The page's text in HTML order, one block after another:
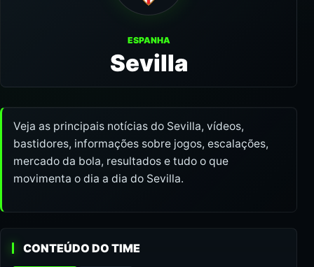
ESPANHA
Sevilla
Veja as principais notícias do Sevilla, vídeos,
bastidores, informações sobre jogos, escalações,
mercado da bola, resultados e tudo o que
movimenta o dia a dia do Sevilla.
CONTEÚDO DO TIME